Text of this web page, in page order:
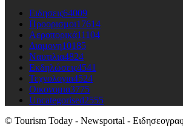
Ειδησεις64009
Προορισμοι17614
Αεροπορικά11104
Διαμονη10185
Ναυτιλια4824
Εκδηλώσεις4541
Τεχνολογια4524
Οικονομια3775
Uncategorised2555
© Tourism Today - Newsportal -